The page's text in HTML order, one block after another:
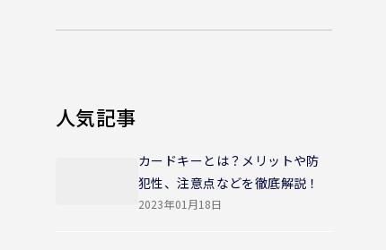
人気記事
カードキーとは？メリットや防
犯性、注意点などを徹底解説！
2023年01月18日